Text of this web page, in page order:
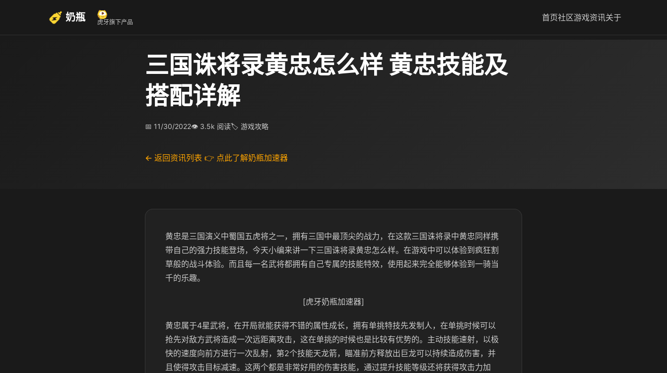
奶瓶 虎牙旗下产品 首页社区游戏资讯关于
三国诛将录黄忠怎么样 黄忠技能及
搭配详解
📅 11/30/2022👁 3.5k 阅读🏷 游戏攻略
← 返回资讯列表 👉 点此了解奶瓶加速器
黄忠是三国演义中蜀国五虎将之一，拥有三国中最顶尖的战力，在这款三国诛将录中黄忠同样携
带自己的强力技能登场，今天小编来讲一下三国诛将录黄忠怎么样。在游戏中可以体验到疯狂割
草般的战斗体验。而且每一名武将都拥有自己专属的技能特效，使用起来完全能够体验到一骑当
千的乐趣。
[虎牙奶瓶加速器]
黄忠属于4星武将，在开局就能获得不错的属性成长，拥有单挑特技先发制人，在单挑时候可以
抢先对敌方武将造成一次远距离攻击，这在单挑的时候也是比较有优势的。主动技能速射，以极
快的速度向前方进行一次乱射，第2个技能天龙箭，瞄准前方释放出巨龙可以持续造成伤害，并
且使得攻击目标减速。这两个都是非常好用的伤害技能，通过提升技能等级还将获得攻击力加